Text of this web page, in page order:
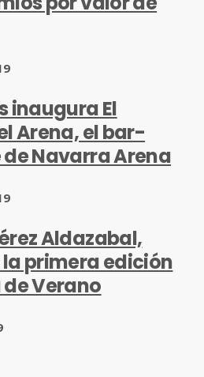
inaugura El
Arena, el bar-
Navarra Arena
Aldazabal,
primera edición
de Verano